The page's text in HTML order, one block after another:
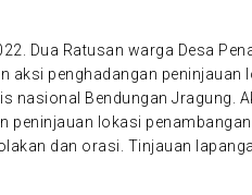
Dua Ratusan warga Desa
aksi penghadangan
nasional Bendungan Jragung.
peninjauan lokasi
dan orasi. Tinjauan